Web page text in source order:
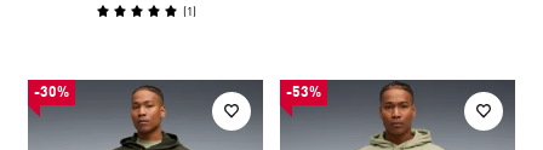
(1)
-30% -53%